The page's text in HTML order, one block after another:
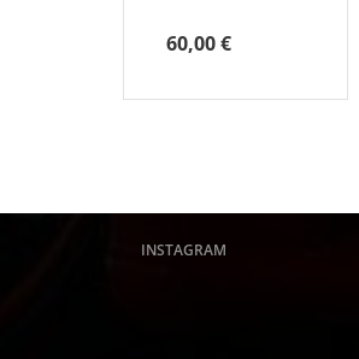
60,00€
INSTAGRAM